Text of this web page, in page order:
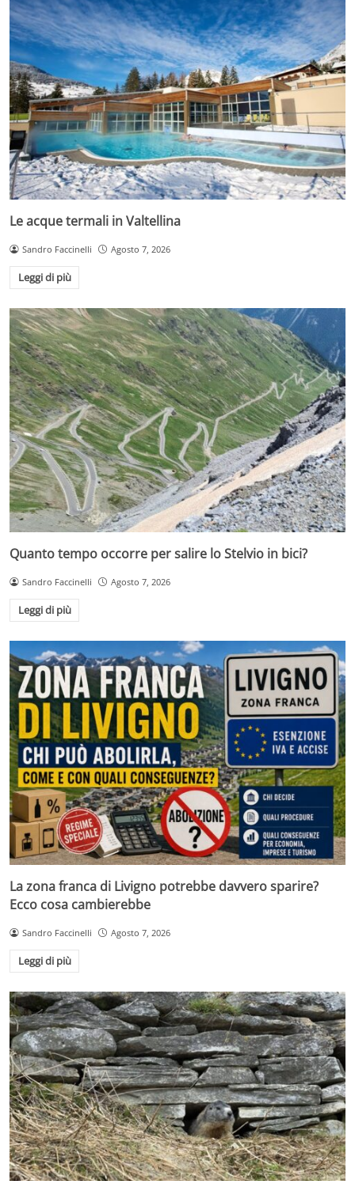
Le acque termali in Valtellina
Sandro Faccinelli Agosto 7, 2026
Leggi di più
Quanto tempo occorre per salire lo Stelvio in bici?
Sandro Faccinelli Agosto 7, 2026
Leggi di più
La zona franca di Livigno potrebbe davvero sparire?
Ecco cosa cambierebbe
Sandro Faccinelli Agosto 7, 2026
Leggi di più